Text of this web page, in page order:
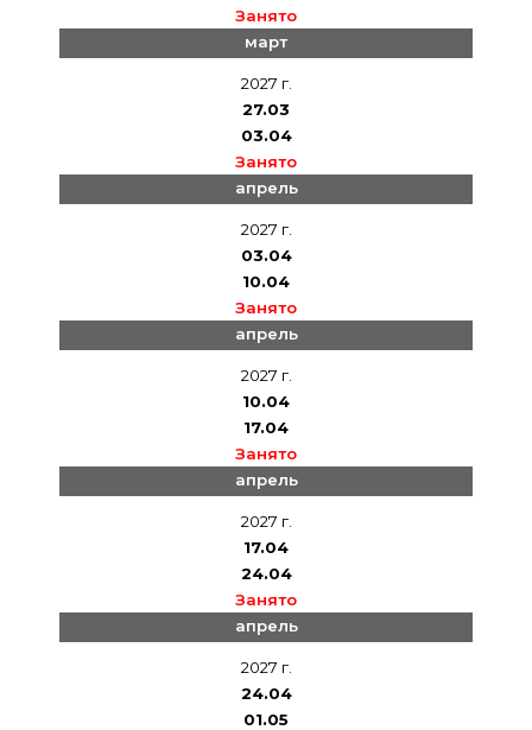
Занято
март
2027 г.
27.03
03.04
Занято
апрель
2027 г.
03.04
10.04
Занято
апрель
2027 г.
10.04
17.04
Занято
апрель
2027 г.
17.04
24.04
Занято
апрель
2027 г.
24.04
01.05